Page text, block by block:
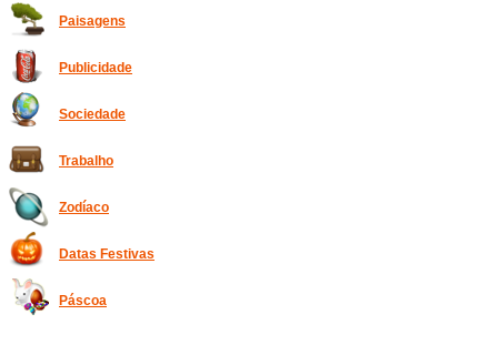
Paisagens
Publicidade
Sociedade
Trabalho
Zodíaco
Datas Festivas
Páscoa